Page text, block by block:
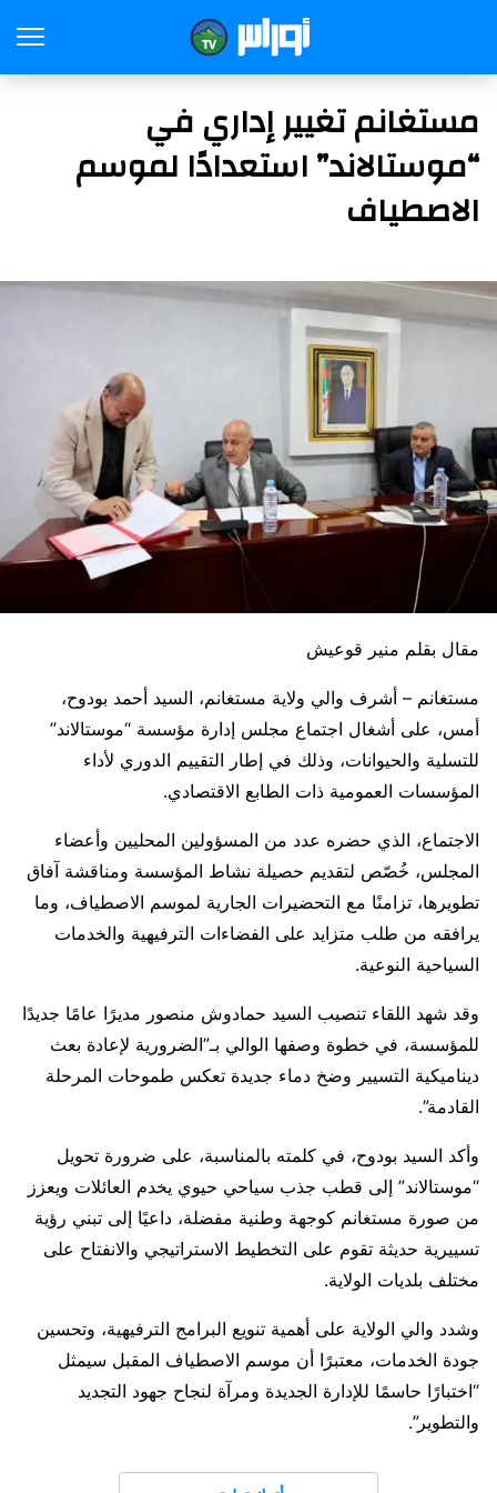
مستغانم تغيير إداري في
“موستالاند” استعدادًا لموسم
الاصطياف
مقال بقلم منير قوعيش
مستغانم – أشرف والي ولاية مستغانم، السيد أحمد بودوح،
أمس، على أشغال اجتماع مجلس إدارة مؤسسة “موستالاند”
للتسلية والحيوانات، وذلك في إطار التقييم الدوري لأداء
المؤسسات العمومية ذات الطابع الاقتصادي.
الاجتماع، الذي حضره عدد من المسؤولين المحليين وأعضاء
المجلس، خُصّص لتقديم حصيلة نشاط المؤسسة ومناقشة آفاق
تطويرها، تزامنًا مع التحضيرات الجارية لموسم الاصطياف، وما
يرافقه من طلب متزايد على الفضاءات الترفيهية والخدمات
السياحية النوعية.
وقد شهد اللقاء تنصيب السيد حمادوش منصور مديرًا عامًا جديدًا
للمؤسسة، في خطوة وصفها الوالي بـ”الضرورية لإعادة بعث
ديناميكية التسيير وضخ دماء جديدة تعكس طموحات المرحلة
القادمة”.
وأكد السيد بودوح، في كلمته بالمناسبة، على ضرورة تحويل
“موستالاند” إلى قطب جذب سياحي حيوي يخدم العائلات ويعزز
من صورة مستغانم كوجهة وطنية مفضلة، داعيًا إلى تبني رؤية
تسييرية حديثة تقوم على التخطيط الاستراتيجي والانفتاح على
مختلف بلديات الولاية.
وشدد والي الولاية على أهمية تنويع البرامج الترفيهية، وتحسين
جودة الخدمات، معتبرًا أن موسم الاصطياف المقبل سيمثل
“اختبارًا حاسمًا للإدارة الجديدة ومرآة لنجاح جهود التجديد
والتطوير”.